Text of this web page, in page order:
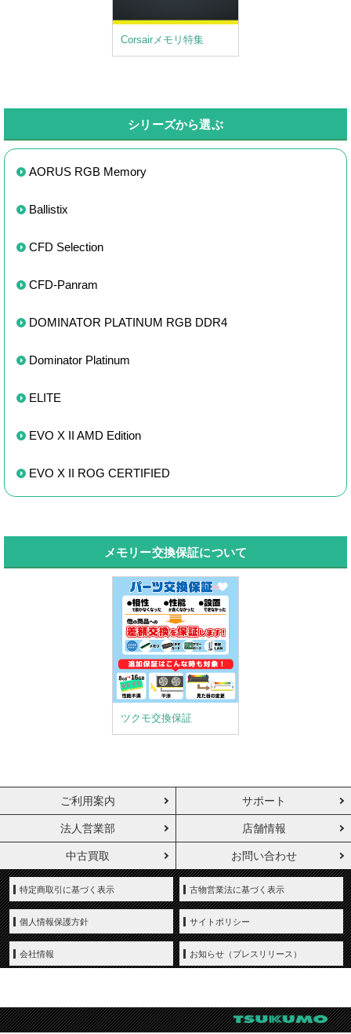
Corsairメモリ特集
シリーズから選ぶ
AORUS RGB Memory
Ballistix
CFD Selection
CFD-Panram
DOMINATOR PLATINUM RGB DDR4
Dominator Platinum
ELITE
EVO X II AMD Edition
EVO X II ROG CERTIFIED
メモリー交換保証について
ツクモ交換保証
ご利用案内 サポート
法人営業部 店舗情報
中古買取 お問い合わせ
特定商取引に基づく表示 古物営業法に基づく表示
個人情報保護方針 サイトポリシー
会社情報 お知らせ（プレスリリース）